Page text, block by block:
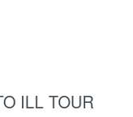
ILL TOUR